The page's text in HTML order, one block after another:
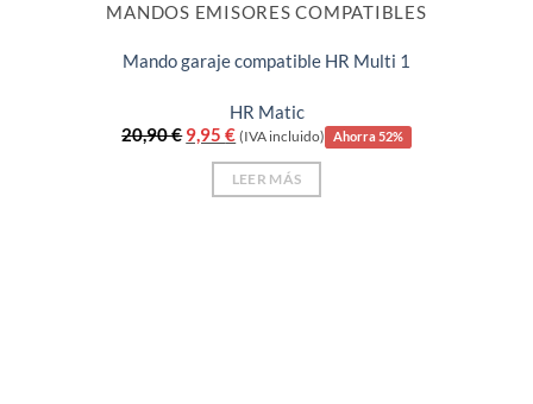
MANDOS EMISORES COMPATIBLES
Mando garaje compatible HR Multi 1
HR Matic
20,90€ El
original
9,95€El
actual
es:
(IVA incluido) Ahorra 52%
LEER MÁS